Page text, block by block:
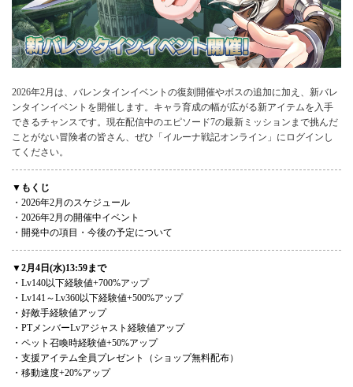
2026年2月は、バレンタインイベントの復刻開催やボスの追加に加え、新バレ
ンタインイベントを開催します。キャラ育成の幅が広がる新アイテムを入手
できるチャンスです。現在配信中のエピソード7の最新ミッションまで挑んだ
ことがない冒険者の皆さん、ぜひ「イルーナ戦記オンライン」にログインし
てください。
▼もくじ
・2026年2月のスケジュール
・2026年2月の開催中イベント
・開発中の項目・今後の予定について
▼2月4日(水)13:59まで
・Lv140以下経験値+700%アップ
・Lv141～Lv360以下経験値+500%アップ
・好敵手経験値アップ
・PTメンバーLvアジャスト経験値アップ
・ペット召喚時経験値+50%アップ
・支援アイテム全員プレゼント（ショップ無料配布）
・移動速度+20%アップ